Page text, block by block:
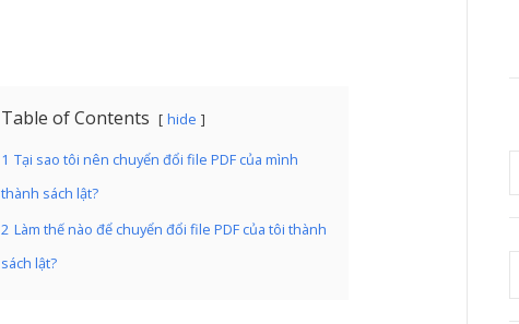
Table of Contents hide
1 Tại sao tôi nên chuyển đổi file PDF của mình
thành sách lật?
2 Làm thế nào để chuyển đổi file PDF của tôi thành
sách lật?